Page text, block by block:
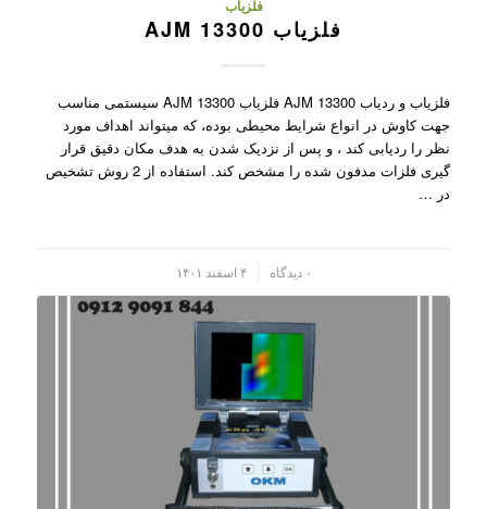
فلزیاب
فلزیاب AJM 13300
فلزیاب و ردیاب AJM 13300 فلزیاب AJM 13300 سیستمی مناسب
جهت کاوش در انواع شرایط محیطی بوده، که میتواند اهداف مورد
نظر را ردیابی کند ، و پس از نزدیک شدن به هدف مکان دقیق قرار
گیری فلزات مدفون شده را مشخص کند. استفاده از 2 روش تشخیص
در …
۰ دیدگاه ۴ اسفند ۱۴۰۱